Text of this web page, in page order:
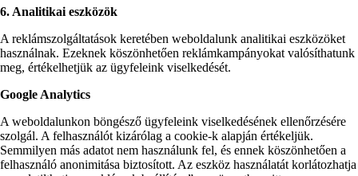
6. Analitikai eszközök
A reklámszolgáltatások keretében weboldalunk analitikai eszközöket
használnak. Ezeknek köszönhetően reklámkampányokat valósíthatunk
meg, értékelhetjük az ügyfeleink viselkedését.
Google Analytics
A weboldalunkon böngésző ügyfeleink viselkedésének ellenőrzésére
szolgál. A felhasználót kizárólag a cookie-k alapján értékeljük.
Semmilyen más adatot nem használunk fel, és ennek köszönhetően a
felhasználó anonimitása biztosított. Az eszköz használatát korlátozhatja